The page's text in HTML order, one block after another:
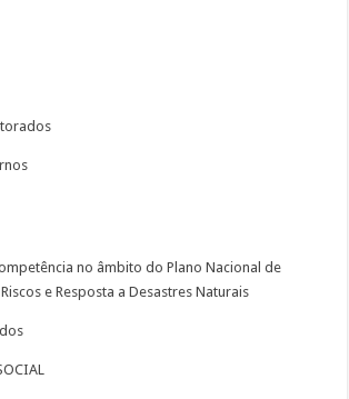
no âmbito do Plano Nacional de
e Resposta a Desastres Naturais